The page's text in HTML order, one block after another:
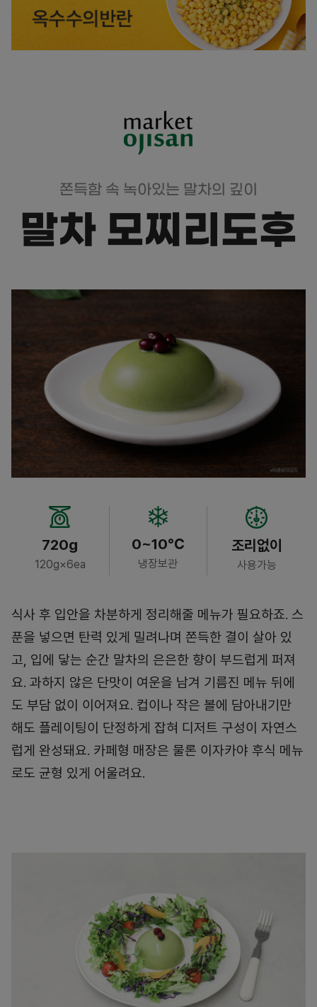
쫀득함 속 녹아있는 말차의 깊이
말차 모찌리도후
720g
120g×6ea
0~10℃
냉장보관
조리없이
사용가능
식사 후 입안을 차분하게 정리해줄 메뉴가 필요하죠. 스
푼을 넣으면 탄력 있게 밀려나며 쫀득한 결이 살아 있
고, 입에 닿는 순간 말차의 은은한 향이 부드럽게 퍼져
요. 과하지 않은 단맛이 여운을 남겨 기름진 메뉴 뒤에
도 부담 없이 이어져요. 컵이나 작은 볼에 담아내기만
해도 플레이팅이 단정하게 잡혀 디저트 구성이 자연스
럽게 완성돼요. 카페형 매장은 물론 이자카야 후식 메뉴
로도 균형 있게 어울려요.